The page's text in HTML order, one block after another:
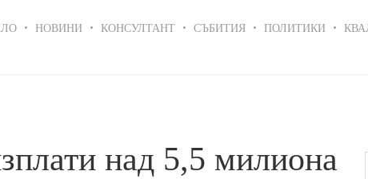
НОВИНИ КОНСУЛТАНТ СЪБИТИЯ ПОЛИТИКИ
над 5,5 милиона